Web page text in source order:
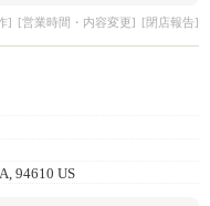
] [営業時間・内容変更] [閉店報告]
94610 US